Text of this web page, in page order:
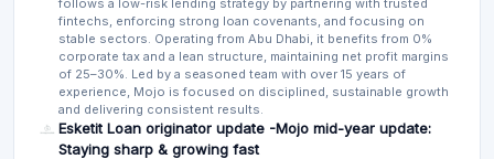
follows a low-risk lending strategy by partnering with trusted
fintechs, enforcing strong loan covenants, and focusing on
stable sectors. Operating from Abu Dhabi, it benefits from 0%
corporate tax and a lean structure, maintaining net profit margins
of 25–30%. Led by a seasoned team with over 15 years of
experience, Mojo is focused on disciplined, sustainable growth
and delivering consistent results.
Esketit Loan originator update -Mojo mid-year update:
Staying sharp & growing fast